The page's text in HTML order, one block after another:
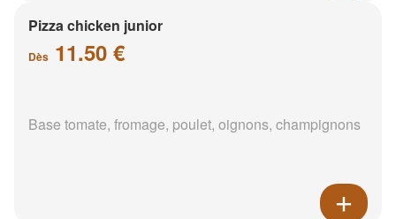
Pizza chicken junior
Dès 11.50 €
Base tomate, fromage, poulet, oignons, champignons